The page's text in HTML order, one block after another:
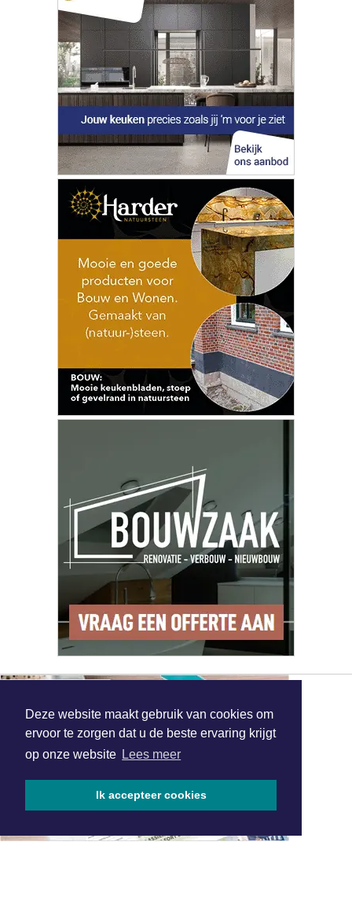
Deze website maakt gebruik van cookies om
ervoor te zorgen dat u de beste ervaring krijgt
op onze website Lees meer
Ik accepteer cookies